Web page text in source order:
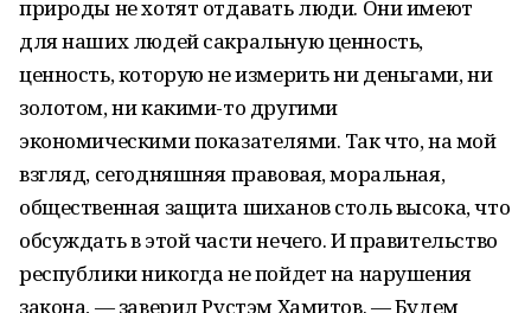
природы не хотят отдавать люди. Они имеют
для наших людей сакральную ценность,
ценность, которую не измерить ни деньгами, ни
золотом, ни какими-то другими
экономическими показателями. Так что, на мой
взгляд, сегодняшняя правовая, моральная,
общественная защита шиханов столь высока, что
обсуждать в этой части нечего. И правительство
республики никогда не пойдет на нарушения
закона, — заверил Рустэм Хамитов. — Будем